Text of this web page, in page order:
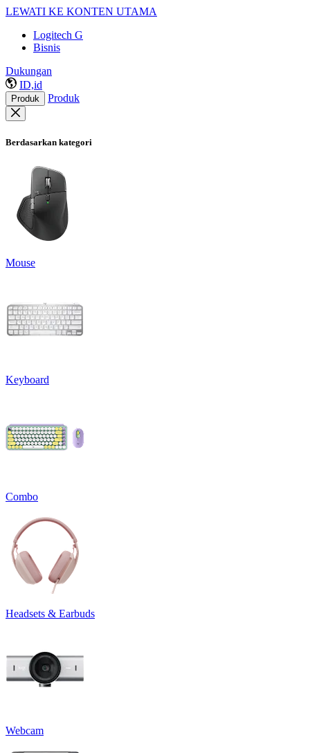
LEWATI KE KONTEN UTAMA
Logitech G
Bisnis
Dukungan
ID,id
Produk Produk
Berdasarkan kategori
Mouse
Keyboard
Combo
Headsets & Earbuds
Webcam